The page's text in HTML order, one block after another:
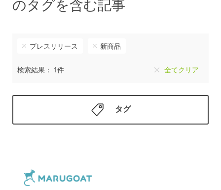
のタグを含む記事
プレスリリース 新商品
検索結果： 1件 全てクリア
タグ